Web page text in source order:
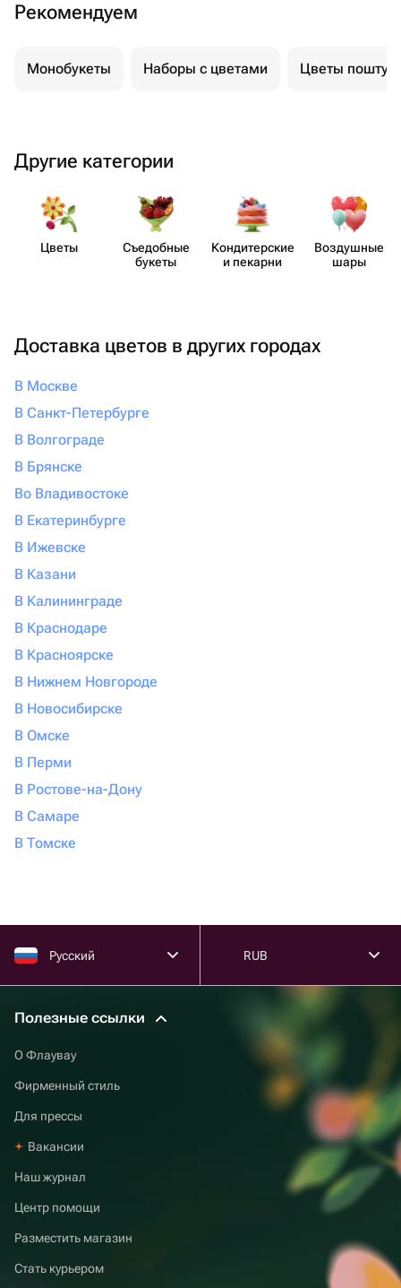
Рекомендуем
Монобукеты Наборы с цветами Цветы
Другие категории
Цветы
Съедобные
букеты
Кондит​ерские
и пекарни
Воздушные
шары
Доставка цветов в других городах
В Москве
В Санкт-Петербурге
В Волгограде
В Брянске
Во Владивостоке
В Екатеринбурге
В Ижевске
В Казани
В Калининграде
В Краснодаре
В Красноярске
В Нижнем Новгороде
В Новосибирске
В Омске
В Перми
В Ростове-на-Дону
В Самаре
В Томске
Русский RUB
Полезные ссылки
О Флаувау
Фирменный стиль
Для прессы
Вакансии
Наш журнал
Центр помощи
Разместить магазин
Стать курьером